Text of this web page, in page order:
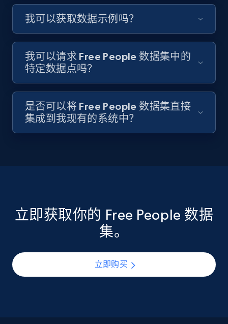
我可以获取数据示例吗？
我可以请求 Free People 数据集中的
特定数据点吗？
是否可以将 Free People 数据集直接
集成到我现有的系统中？
立即获取你的 Free People 数据
集。
立即购买